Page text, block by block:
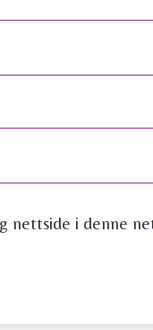
nettside i denne